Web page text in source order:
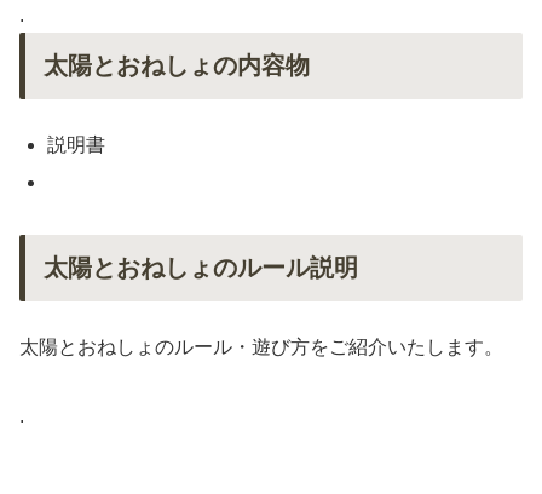
.
太陽とおねしょの内容物
説明書
太陽とおねしょのルール説明
太陽とおねしょのルール・遊び方をご紹介いたします。
.